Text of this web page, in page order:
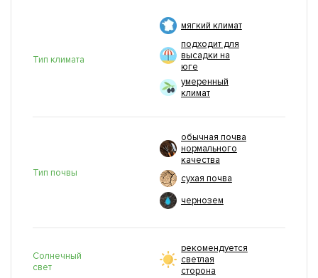
Тип климата
мягкий климат
подходит для
высадки на
юге
умеренный
климат
Тип почвы
обычная почва
нормального
качества
сухая почва
чернозем
Солнечный
свет
рекомендуется
светлая
сторона